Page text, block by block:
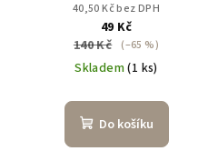
40,50 Kč bez DPH
49 Kč
140 Kč
(–65 %)
Skladem(1 ks)
Do košíku